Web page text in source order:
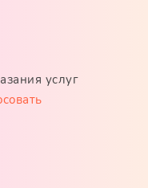
услуг